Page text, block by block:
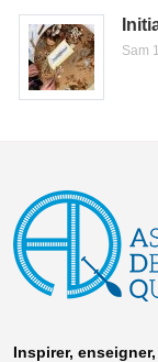
Sam
Inspirer,